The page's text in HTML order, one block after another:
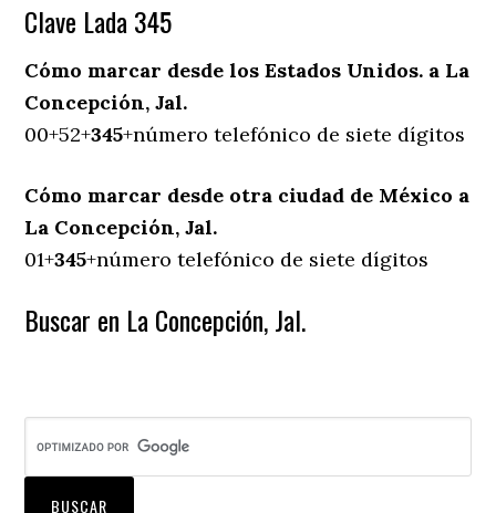
Clave Lada 345
Cómo marcar desde los Estados Unidos. a La
Concepción, Jal.
00+52+345+número telefónico de siete dígitos
Cómo marcar desde otra ciudad de México a
La Concepción, Jal.
01+345+número telefónico de siete dígitos
Buscar en La Concepción, Jal.